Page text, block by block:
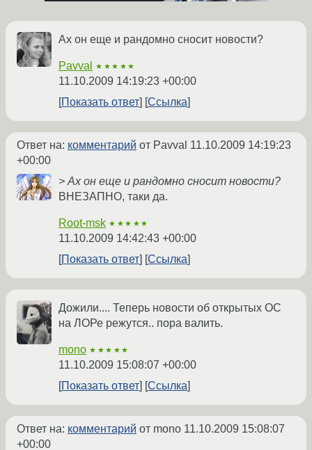
Ах он еще и рандомно сносит новости?
Pavval ★★★★★
11.10.2009 14:19:23 +00:00
Показать ответ
Ссылка
Ответ на: комментарий от Pavval 11.10.2009 14:19:23
+00:00
> Ах он еще и рандомно сносит новости?
ВНЕЗАПНО, таки да.
Root-msk ★★★★★
11.10.2009 14:42:43 +00:00
Показать ответ
Ссылка
Дожили.... Теперь новости об открытых ОС
на ЛОРе режутся.. пора валить.
mono ★★★★★
11.10.2009 15:08:07 +00:00
Показать ответ
Ссылка
Ответ на: комментарий от mono 11.10.2009 15:08:07
+00:00